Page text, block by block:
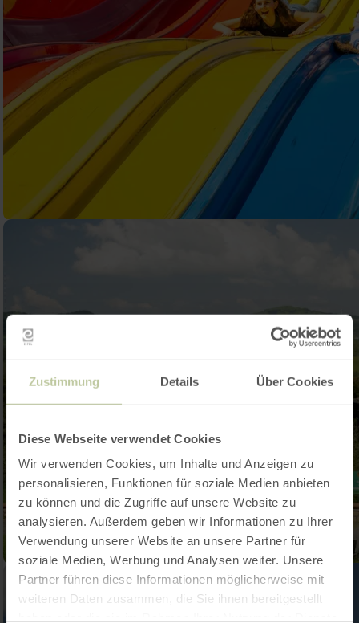
Zustimmung Details Über Cookies
Diese Webseite verwendet Cookies
Wir verwenden Cookies, um Inhalte und Anzeigen zu
personalisieren, Funktionen für soziale Medien anbieten
zu können und die Zugriffe auf unsere Website zu
analysieren. Außerdem geben wir Informationen zu Ihrer
Verwendung unserer Website an unsere Partner für
soziale Medien, Werbung und Analysen weiter. Unsere
Partner führen diese Informationen möglicherweise mit
weiteren Daten zusammen, die Sie ihnen bereitgestellt